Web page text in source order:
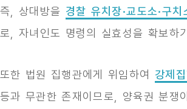
즉, 상대방을 경찰 유치장·교도소·구치
로, 자녀인도 명령의 실효성을 확보하
또한 법원 집행관에게 위임하여 강제
등과 무관한 존재이므로, 양육권 분쟁